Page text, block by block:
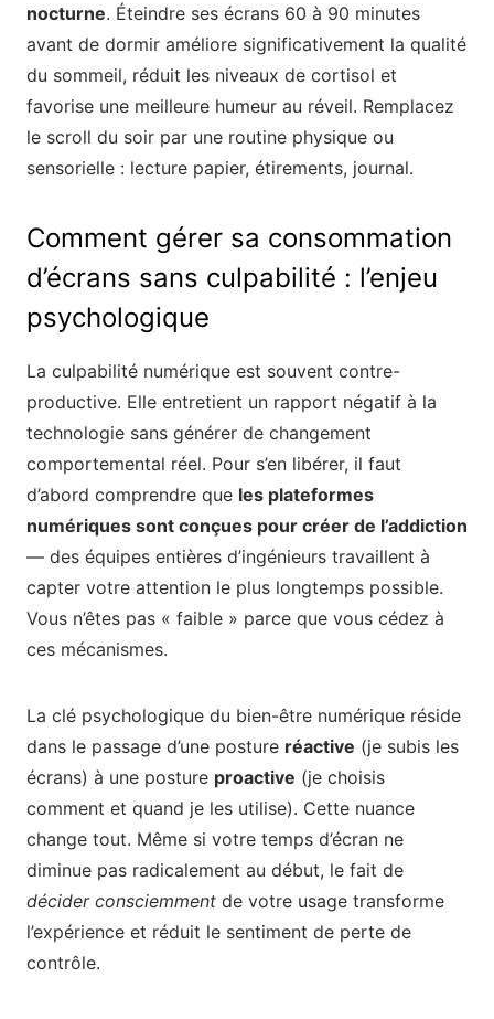
nocturne. Éteindre ses écrans 60 à 90 minutes
avant de dormir améliore significativement la qualité
du sommeil, réduit les niveaux de cortisol et
favorise une meilleure humeur au réveil. Remplacez
le scroll du soir par une routine physique ou
sensorielle : lecture papier, étirements, journal.
Comment gérer sa consommation
d’écrans sans culpabilité : l’enjeu
psychologique
La culpabilité numérique est souvent contre-
productive. Elle entretient un rapport négatif à la
technologie sans générer de changement
comportemental réel. Pour s’en libérer, il faut
d’abord comprendre que les plateformes
numériques sont conçues pour créer de l’addiction
— des équipes entières d’ingénieurs travaillent à
capter votre attention le plus longtemps possible.
Vous n’êtes pas « faible » parce que vous cédez à
ces mécanismes.
La clé psychologique du bien-être numérique réside
dans le passage d’une posture réactive (je subis les
écrans) à une posture proactive (je choisis
comment et quand je les utilise). Cette nuance
change tout. Même si votre temps d’écran ne
diminue pas radicalement au début, le fait de
décider consciemment de votre usage transforme
l’expérience et réduit le sentiment de perte de
contrôle.